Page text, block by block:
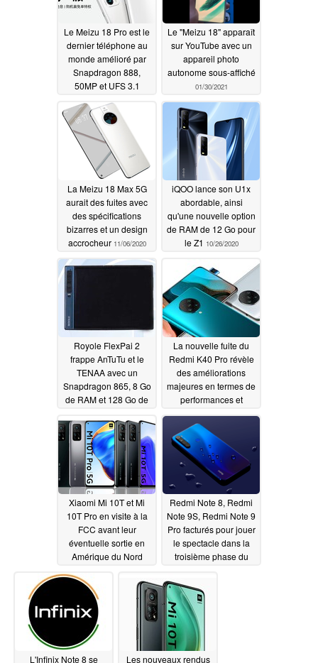
Le Meizu 18 Pro est le
dernier téléphone au
monde amélioré par
Snapdragon 888,
50MP et UFS 3.1
Le "Meizu 18" apparaît
sur YouTube avec un
appareil photo
autonome sous-affiché
01/30/2021
La Meizu 18 Max 5G
aurait des fuites avec
des spécifications
bizarres et un design
accrocheur 11/06/2020
iQOO lance son U1x
abordable, ainsi
qu'une nouvelle option
de RAM de 12 Go pour
le Z1 10/26/2020
Royole FlexPai 2
frappe AnTuTu et le
TENAA avec un
Snapdragon 865, 8 Go
de RAM et 128 Go de
l'annonce du 21
septembre09/18/2020
La nouvelle fuite du
Redmi K40 Pro révèle
des améliorations
majeures en termes de
performances et
rapport au Redmi K30
Pro09/18/2020
Xiaomi Mi 10T et Mi
10T Pro en visite à la
FCC avant leur
éventuelle sortie en
Amérique du Nord
Redmi Note 8, Redmi
Note 9S, Redmi Note 9
Pro facturés pour jouer
le spectacle dans la
troisième phase du
12
L'Infinix Note 8 se
Les nouveaux rendus